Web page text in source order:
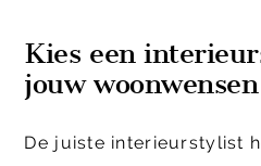
Kies een
jouw
De juiste interieurstylist